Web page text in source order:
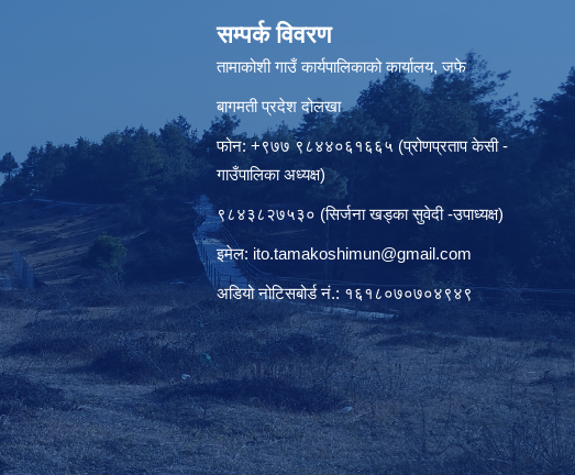
सम्पर्क विवरण
तामाकोशी गाउँ कार्यपालिकाको कार्यालय, जफे
बागमती प्रदेश दोलखा
फोन: +९७७ ९८४४०६१६६५ (प्रोणप्रताप केसी -
गाउँपालिका अध्यक्ष)
९८४३८२७५३० (सिर्जना खड्का सुवेदी -उपाध्यक्ष)
इमेल: ito.tamakoshimun@gmail.com
अडियो नोटिसबोर्ड नं.: १६१८०७०७०४९४९